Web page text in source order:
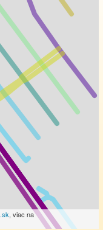
, viac na